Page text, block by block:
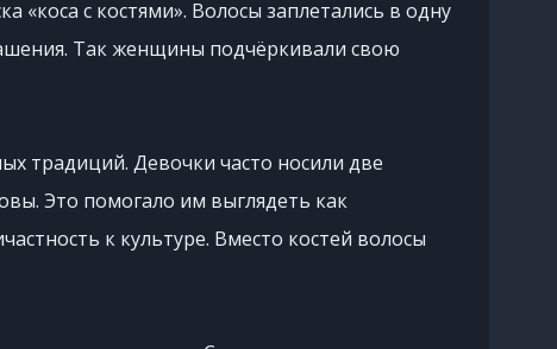
с костями». Волосы заплетались в одну
Так женщины подчёркивали свою
традиций. Девочки часто носили две
Это помогало им выглядеть как
к культуре. Вместо костей волосы